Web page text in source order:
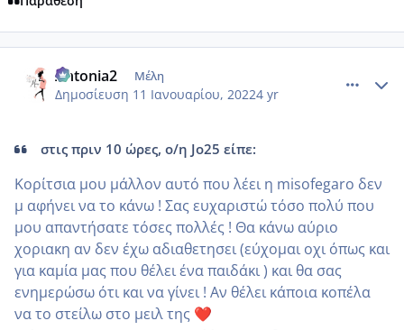
Antonia2 Μέλη
Δημοσίευση 11 Ιανουαρίου, 20224 yr
στις πριν 10 ώρες, ο/η Jo25 είπε:
Κορίτσια μου μάλλον αυτό που λέει η misofegaro δεν
μ αφήνει να το κάνω ! Σας ευχαριστώ τόσο πολύ που
μου απαντήσατε τόσες πολλές ! Θα κάνω αύριο
χοριακη αν δεν έχω αδιαθετησει (εύχομαι οχι όπως και
για καμία μας που θέλει ένα παιδάκι ) και θα σας
ενημερώσω ότι και να γίνει ! Αν θέλει κάποια κοπέλα
να το στείλω στο μειλ της ❤️